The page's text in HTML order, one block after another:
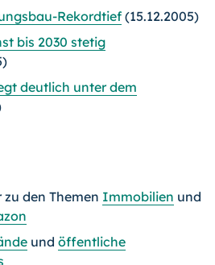
Rekordtief (15.12.2005)
bis 2030 stetig
deutlich unter dem
den Themen Immobilien und
und öffentliche